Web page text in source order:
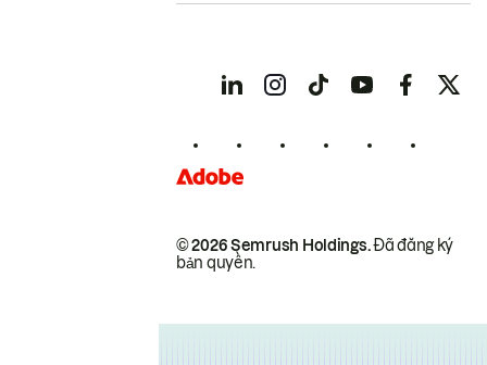
© 2026 Semrush Holdings.Đã đăng ký
bản quyền.